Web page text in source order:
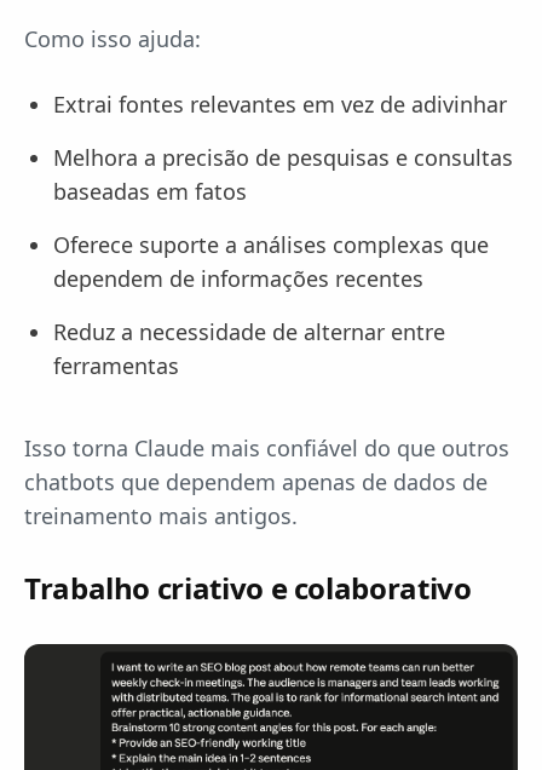
Como isso ajuda:
Extrai fontes relevantes em vez de adivinhar
Melhora a precisão de pesquisas e consultas
baseadas em fatos
Oferece suporte a análises complexas que
dependem de informações recentes
Reduz a necessidade de alternar entre
ferramentas
Isso torna Claude mais confiável do que outros
chatbots que dependem apenas de dados de
treinamento mais antigos.
Trabalho criativo e colaborativo